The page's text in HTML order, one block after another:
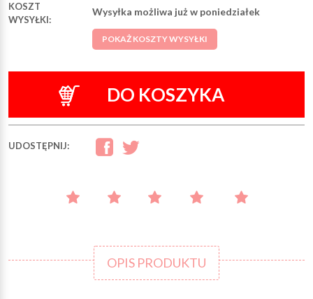
KOSZT
WYSYŁKI:
Wysyłka możliwa już w poniedziałek
POKAŻ KOSZTY WYSYŁKI
DO KOSZYKA
UDOSTĘPNIJ:
OPIS PRODUKTU